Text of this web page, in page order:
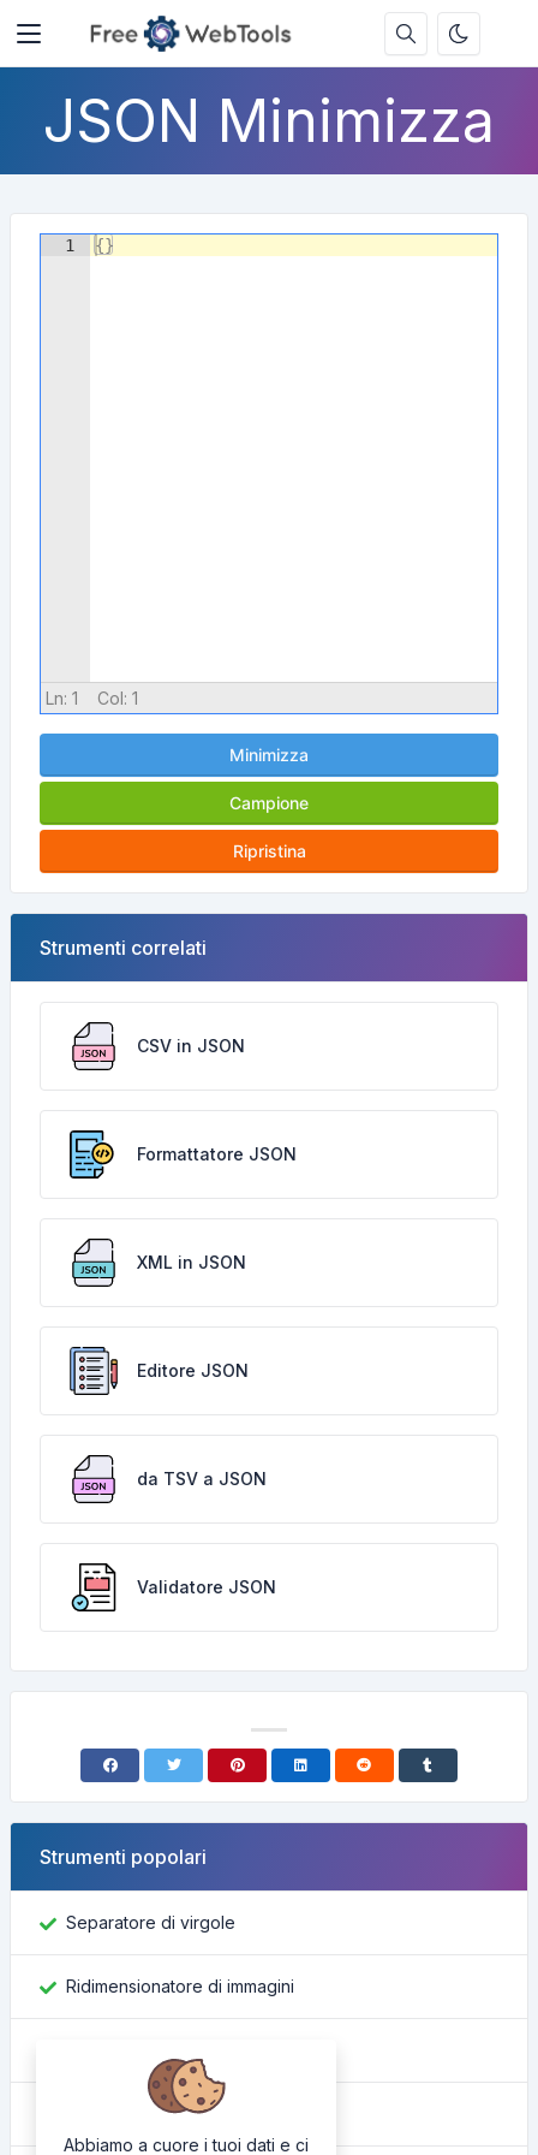
JSON Minimizza
1 {}
Ln: 1 Col: 1
Minimizza
Campione
Ripristina
Strumenti correlati
CSV in JSON
Formattatore JSON
XML in JSON
Editore JSON
da TSV a JSON
Validatore JSON
Strumenti popolari
Separatore di virgole
Ridimensionatore di immagini
Convertitore di colore
Abbiamo a cuore i tuoi dati e ci